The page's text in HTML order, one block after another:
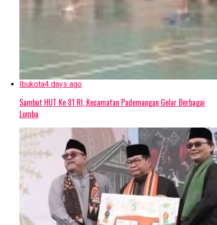
Ibukota4 days ago
Sambut HUT Ke 81 RI, Kecamatan Pademangan Gelar Berbagai
Lomba